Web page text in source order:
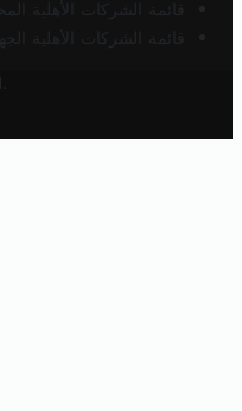
قائمة الشركات الأهلية
قائمة الشركات الأهلية